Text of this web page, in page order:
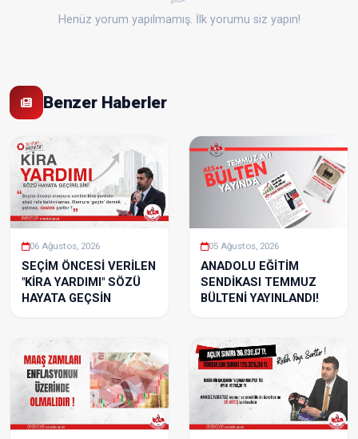
Henüz yorum yapılmamış. İlk yorumu siz yapın!
Benzer Haberler
06 Ağustos, 2026
SEÇİM ÖNCESİ VERİLEN
"KİRA YARDIMI" SÖZÜ
HAYATA GEÇSİN
05 Ağustos, 2026
ANADOLU EĞİTİM
SENDİKASI TEMMUZ
BÜLTENİ YAYINLANDI!